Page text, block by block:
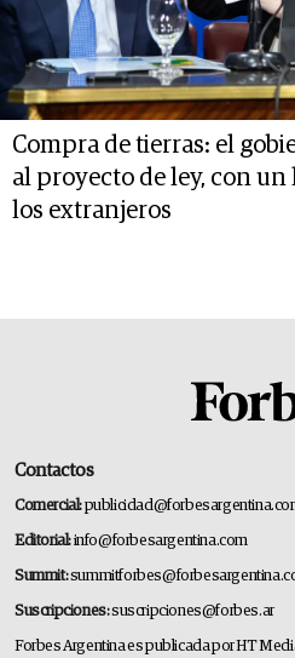
Compra de tierras: el
al proyecto de ley, con
los extranjeros
Contactos
Comercial:
Editorial:info@forbesargentina.com
Summit:
Suscripciones:suscripciones@forbes.ar
Forbes Argentina es publicada por HT